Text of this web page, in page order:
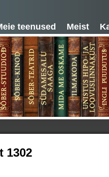
teenused Meist
1302